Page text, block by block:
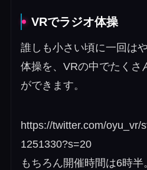
VRでラジオ体操
誰しも小さい頃に一回は
体操を、VRの中でたくさ
ができます。
https://twitter.com/oyu_vr/
1251330?s=20
もちろん開催時間は6時